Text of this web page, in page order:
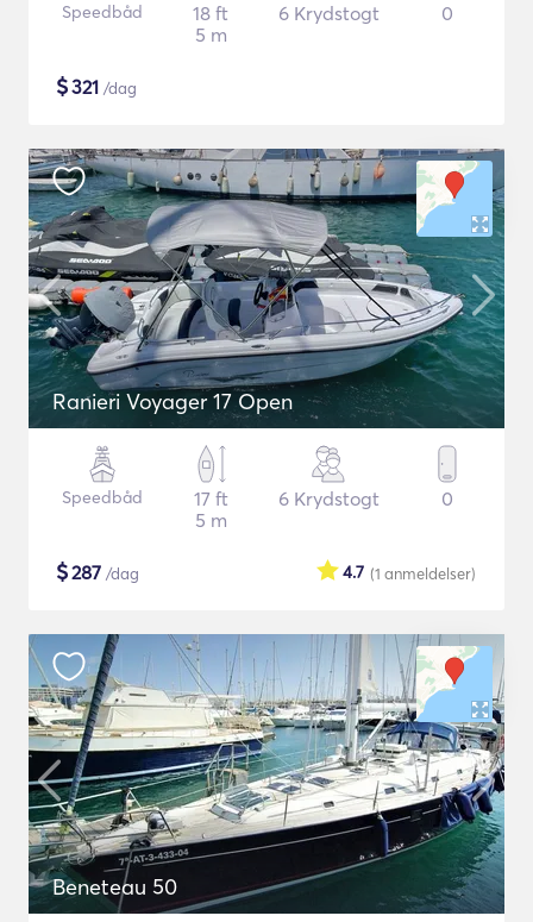
Speedbåd
18 ft
5 m
6 Krydstogt 0
$321 /dag
Ranieri Voyager 17 Open
Speedbåd
17 ft
5 m
6 Krydstogt 0
$287 /dag (1 anmeldelser)
4.7
Beneteau 50